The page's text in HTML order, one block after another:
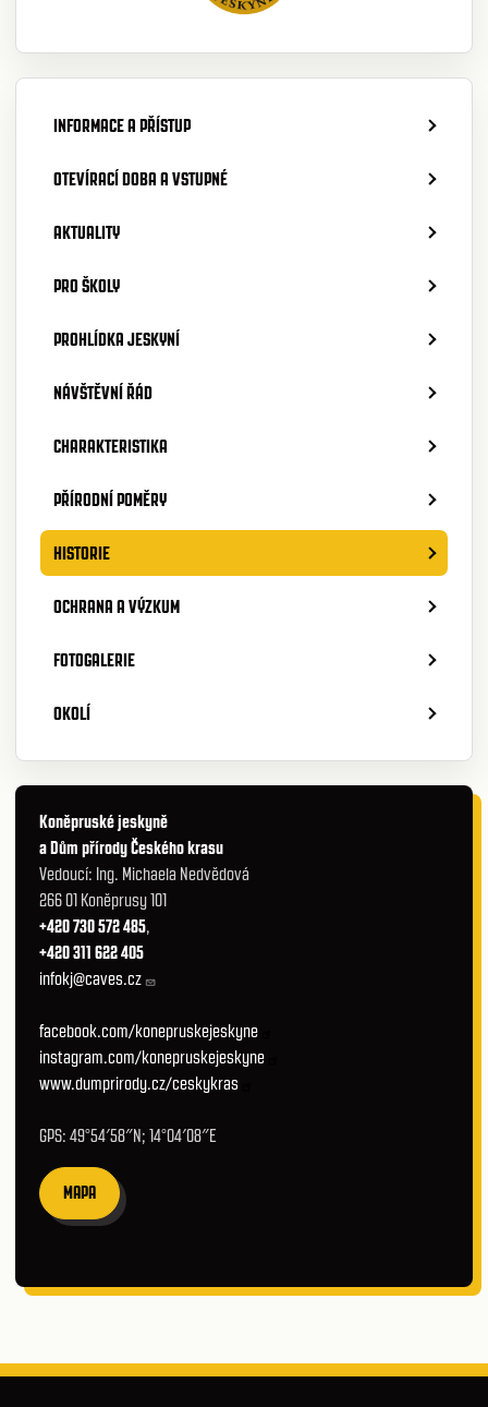
INFORMACE A PŘÍSTUP
OTEVÍRACÍ DOBA A VSTUPNÉ
AKTUALITY
PRO ŠKOLY
PROHLÍDKA JESKYNÍ
NÁVŠTĚVNÍ ŘÁD
CHARAKTERISTIKA
PŘÍRODNÍ POMĚRY
HISTORIE
OCHRANA A VÝZKUM
FOTOGALERIE
OKOLÍ
Koněpruské jeskyně
a Dům přírody Českého krasu
Vedoucí: Ing. Michaela Nedvědová
266 01 Koněprusy 101
+420 730 572 485,
+420 311 622 405
infokj@caves.cz
facebook.com/konepruskejeskyne
instagram.com/konepruskejeskyne
www.dumprirody.cz/ceskykras
GPS: 49°54′58″N; 14°04′08″E
MAPA